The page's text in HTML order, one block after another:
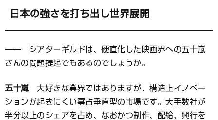
日本の強さを打ち出し世界展開
―― シアターギルドは、硬直化した映画界への五十嵐
さんの問題提起でもあるのでしょうか。
五十嵐 大好きな業界ではありますが、構造上イノベー
ションが起きにくい寡占垂直型の市場です。大手数社が
半分以上のシェアを占め、なおかつ制作、配給、興行を